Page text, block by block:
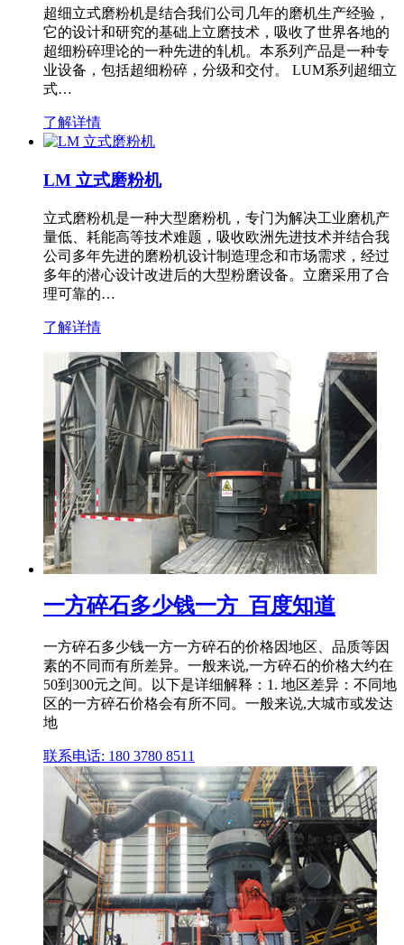
超细立式磨粉机是结合我们公司几年的磨机生产经验，
它的设计和研究的基础上立磨技术，吸收了世界各地的
超细粉碎理论的一种先进的轧机。本系列产品是一种专
业设备，包括超细粉碎，分级和交付。 LUM系列超细立
式…
了解详情
LM 立式磨粉机
立式磨粉机是一种大型磨粉机，专门为解决工业磨机产
量低、耗能高等技术难题，吸收欧洲先进技术并结合我
公司多年先进的磨粉机设计制造理念和市场需求，经过
多年的潜心设计改进后的大型粉磨设备。立磨采用了合
理可靠的…
了解详情
一方碎石多少钱一方_百度知道
一方碎石多少钱一方一方碎石的价格因地区、品质等因
素的不同而有所差异。一般来说,一方碎石的价格大约在
50到300元之间。以下是详细解释：1. 地区差异：不同地
区的一方碎石价格会有所不同。一般来说,大城市或发达
地
联系电话: 180 3780 8511